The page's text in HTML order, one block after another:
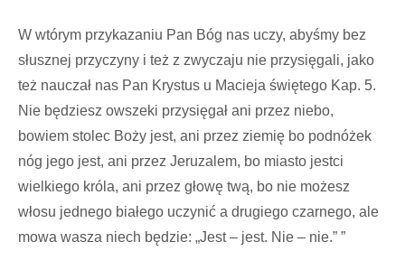
W wtórym przykazaniu Pan Bóg nas uczy, abyśmy bez
słusznej przyczyny i też z zwyczaju nie przysięgali, jako
też nauczał nas Pan Krystus u Macieja świętego Kap. 5.
Nie będziesz owszeki przysięgał ani przez niebo,
bowiem stolec Boży jest, ani przez ziemię bo podnóżek
nóg jego jest, ani przez Jeruzalem, bo miasto jestci
wielkiego króla, ani przez głowę twą, bo nie możesz
włosu jednego białego uczynić a drugiego czarnego, ale
mowa wasza niech będzie: „Jest – jest. Nie – nie.” ”